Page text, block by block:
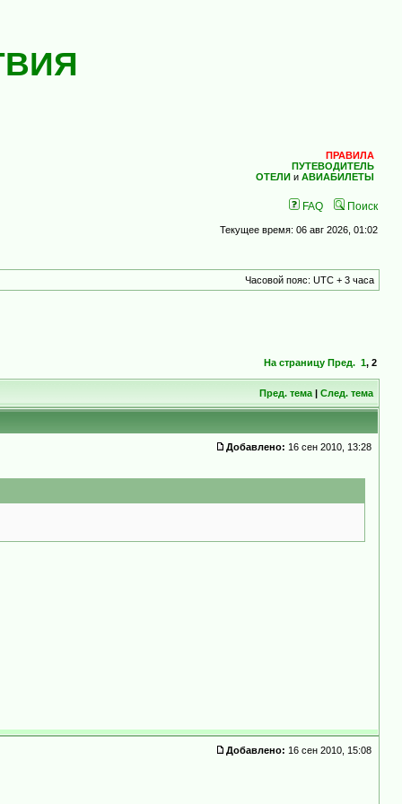
ПРАВИЛА
ПУТЕВОДИТЕЛЬ
ОТЕЛИ и АВИАБИЛЕТЫ
FAQ Поиск
Текущее время: 06 авг 2026, 01:02
Часовой пояс: UTC + 3 часа
На страницу Пред. 1, 2
Пред. тема | След. тема
Добавлено: 16 сен 2010, 13:28
Добавлено: 16 сен 2010, 15:08